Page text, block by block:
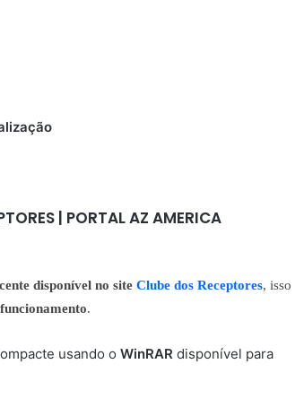
| PORTAL AZ AMERICA
disponível no site Clube dos Receptores, isso
.
usando o WinRAR disponível para